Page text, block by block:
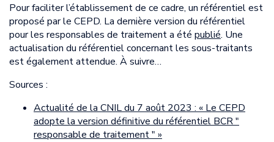
Pour faciliter l’établissement de ce cadre, un référentiel est
proposé par le CEPD. La dernière version du référentiel
pour les responsables de traitement a été publié. Une
actualisation du référentiel concernant les sous-traitants
est également attendue. À suivre…
Sources :
Actualité de la CNIL du 7 août 2023 : « Le CEPD
adopte la version définitive du référentiel BCR "
responsable de traitement " »